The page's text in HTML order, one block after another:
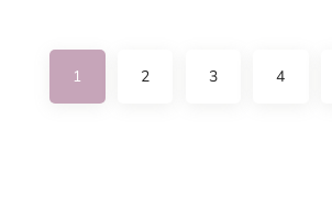
1 2 3 4